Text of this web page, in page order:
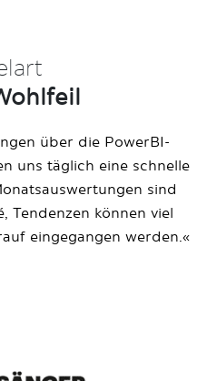
über die PowerBI-
uns täglich eine schnelle
sind
Tendenzen können viel
eingegangen werden.«